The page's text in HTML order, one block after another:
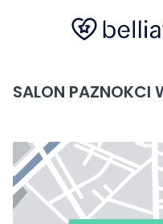
SALON PAZNOKCI